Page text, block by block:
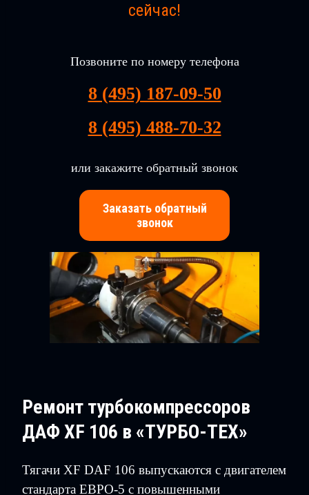
сейчас!
Позвоните по номеру телефона
8 (495) 187-09-50
8 (495) 488-70-32
или закажите обратный звонок
Заказать обратный
звонок
Ремонт турбокомпрессоров
ДАФ XF 106 в «ТУРБО-ТЕХ»
Тягачи XF DAF 106 выпускаются с двигателем
стандарта ЕВРО-5 с повышенными